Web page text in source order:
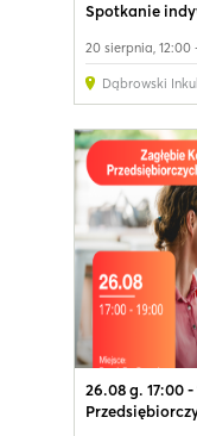
Spotkanie
20 sierpnia, 12:00
Dąbrowski
26.08 g. 17:00